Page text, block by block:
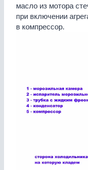
масло из мотора
при включении
в компрессор.